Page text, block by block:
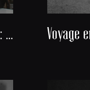
Docteur Alexis Banayan : Président du consistoire de la communauté juive de Bordeaux